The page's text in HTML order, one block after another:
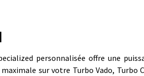
personnalisée offre une
sur votre Turbo Vado, Turbo